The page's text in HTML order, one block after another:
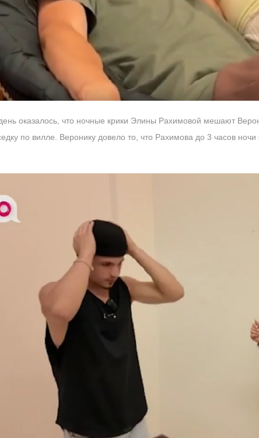
оказалось, что ночные крики Элины Рахимовой мешают
по вилле. Веронику довело то, что Рахимова до 3 часов